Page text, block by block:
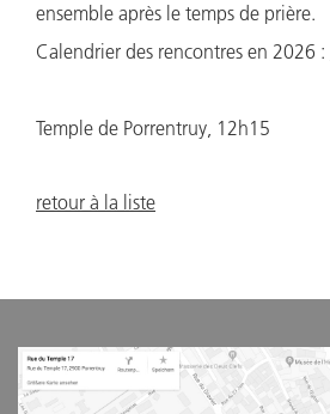
ensemble après le temps de prière.
Calendrier des rencontres en 2026 :
Temple de Porrentruy, 12h15
retour à la liste